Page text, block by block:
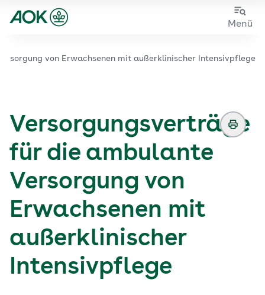
Sie sehen die Seite der
Zum
Zur
Menü
Zur Startseite von der Website aok.de/gp
von Erwachsenen mit außerklinischer Intensivpflege
Versorgungsverträge
für die ambulante
Versorgung von
Erwachsenen mit
außerklinischer
Intensivpflege